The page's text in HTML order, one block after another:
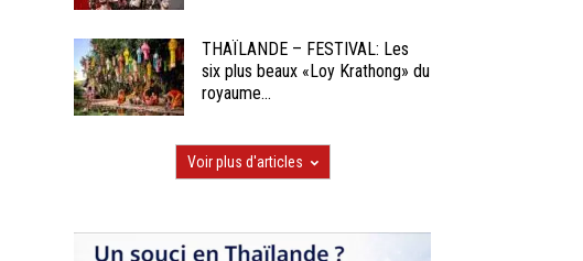
THAÏLANDE – FESTIVAL: Les
six plus beaux «Loy Krathong» du
royaume...
Voir plus d'articles